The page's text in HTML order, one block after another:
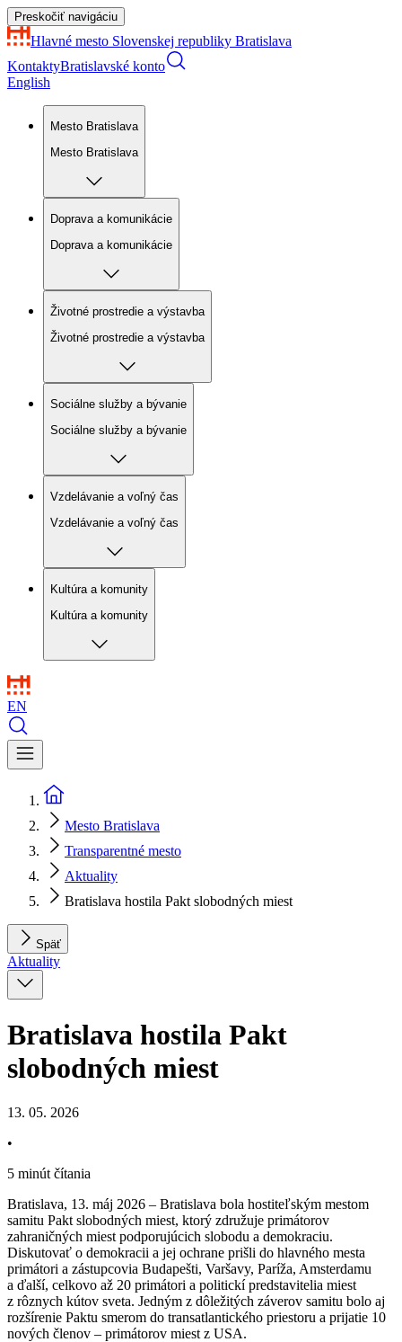
Preskočiť navigáciu
Hlavné mesto Slovenskej republiky Bratislava
KontaktyBratislavské konto
English
Mesto Bratislava
Mesto Bratislava
Doprava a komunikácie
Doprava a komunikácie
Životné prostredie a výstavba
Životné prostredie a výstavba
Sociálne služby a bývanie
Sociálne služby a bývanie
Vzdelávanie a voľný čas
Vzdelávanie a voľný čas
Kultúra a komunity
Kultúra a komunity
EN
Mesto Bratislava
Transparentné mesto
Aktuality
Bratislava hostila Pakt slobodných miest
Späť
Aktuality
Bratislava hostila Pakt
slobodných miest
13. 05. 2026
•
5 minút čítania
Bratislava, 13. máj 2026 – Bratislava bola hostiteľským mestom
samitu Pakt slobodných miest, ktorý združuje primátorov
zahraničných miest podporujúcich slobodu a demokraciu.
Diskutovať o demokracii a jej ochrane prišli do hlavného mesta
primátori a zástupcovia Budapešti, Varšavy, Paríža, Amsterdamu
a ďalší, celkovo až 20 primátori a politickí predstavitelia miest
z rôznych kútov sveta. Jedným z dôležitých záverov samitu bolo aj
rozšírenie Paktu smerom do transatlantického priestoru a prijatie 10
nových členov – primátorov miest z USA.